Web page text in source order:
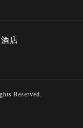
店
Reserved.